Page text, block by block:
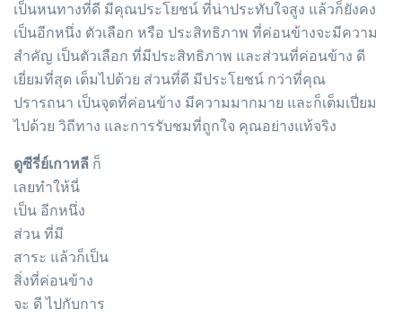
เป็นหนทางที่ดี มีคุณประโยชน์ ที่น่าประทับใจสูง แล้วก็ยังคง
เป็นอีกหนึ่ง ตัวเลือก หรือ ประสิทธิภาพ ที่ค่อนข้างจะมีความ
สำคัญ เป็นตัวเลือก ที่มีประสิทธิภาพ และส่วนที่ค่อนข้าง ดี
เยี่ยมที่สุด เต็มไปด้วย ส่วนที่ดี มีประโยชน์ กว่าที่คุณ
ปรารถนา เป็นจุดที่ค่อนข้าง มีความมากมาย และก็เต็มเปี่ยม
ไปด้วย วิถีทาง และการรับชมที่ถูกใจ คุณอย่างแท้จริง
ดูซีรี่ย์เกาหลี ก็
เลยทำให้นี่
เป็น อีกหนึ่ง
ส่วน ที่มี
สาระ แล้วก็เป็น
สิ่งที่ค่อนข้าง
จะ ดี ไปกับการ